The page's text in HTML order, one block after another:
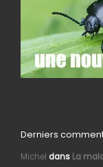
Derniers
Michel dans La